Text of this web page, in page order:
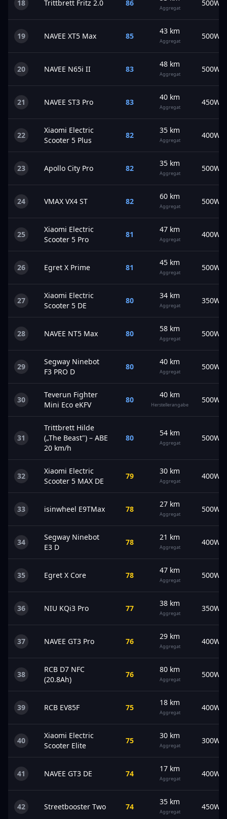
18 Trittbrett Fritz 2.0 86
Aggregat
500W
19 NAVEE XT5 Max 85
43 km
Aggregat
500W
20 NAVEE N65i II 83
48 km
Aggregat
500W
21 NAVEE ST3 Pro 83
40 km
Aggregat
450W
22
Xiaomi Electric
Scooter 5 Plus
82
35 km
Aggregat
400W
23 Apollo City Pro 82
35 km
Aggregat
500W
24 VMAX VX4 ST 82
60 km
Aggregat
500W
25
Xiaomi Electric
Scooter 5 Pro
81
47 km
Aggregat
400W
26 Egret X Prime 81
45 km
Aggregat
500W
27
Xiaomi Electric
Scooter 5 DE
80
34 km
Aggregat
350W
28 NAVEE NT5 Max 80
58 km
Aggregat
500W
29
Segway Ninebot
F3 PRO D
80
40 km
Aggregat
500W
30
Teverun Fighter
Mini Eco eKFV
80
40 km
Herstellerangabe
500W
31
Trittbrett Hilde
(„The Beast") – ABE
20 km/h
80
54 km
Aggregat
500W
32
Xiaomi Electric
Scooter 5 MAX DE
79
30 km
Aggregat
400W
33 isinwheel E9TMax 78
27 km
Aggregat
500W
34
Segway Ninebot
E3 D
78
21 km
Aggregat
400W
35 Egret X Core 78
47 km
Aggregat
500W
36 NIU KQi3 Pro 77
38 km
Aggregat
350W
37 NAVEE GT3 Pro 76
29 km
Aggregat
400W
38
RCB D7 NFC
(20.8Ah)
76
80 km
Aggregat
500W
39 RCB EV85F 75
18 km
Aggregat
400W
40
Xiaomi Electric
Scooter Elite
75
30 km
Aggregat
300W
41 NAVEE GT3 DE 74
17 km
Aggregat
400W
42 Streetbooster Two 74
35 km
Aggregat
450W